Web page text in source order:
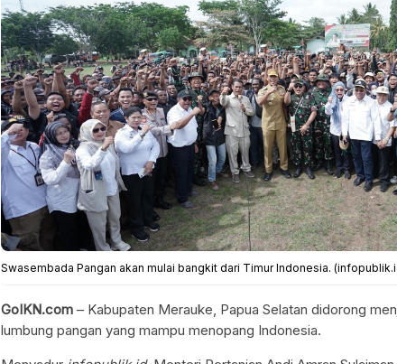
Swasembada Pangan akan mulai bangkit dari Timur Indonesia.
GoIKN.com – Kabupaten Merauke, Papua Selatan didorong
lumbung pangan yang mampu menopang Indonesia.